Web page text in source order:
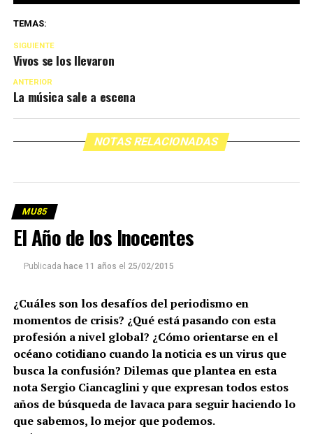
TEMAS:
SIGUIENTE
Vivos se los llevaron
ANTERIOR
La música sale a escena
NOTAS RELACIONADAS
MU85
El Año de los Inocentes
Publicada hace 11 años el 25/02/2015
¿Cuáles son los desafíos del periodismo en
momentos de crisis? ¿Qué está pasando con esta
profesión a nivel global? ¿Cómo orientarse en el
océano cotidiano cuando la noticia es un virus que
busca la confusión? Dilemas que plantea en esta
nota Sergio Ciancaglini y que expresan todos estos
años de búsqueda de lavaca para seguir haciendo lo
que sabemos, lo mejor que podemos.